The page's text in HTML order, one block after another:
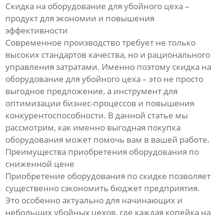
Скидка на оборудование для убойного цеха –
продукт для экономии и повышения
эффективности
Современное производство требует не только
высоких стандартов качества, но и рационального
управления затратами. Именно поэтому скидка на
оборудование для убойного цеха – это не просто
выгодное предложение, а инструмент для
оптимизации бизнес-процессов и повышения
конкурентоспособности. В данной статье мы
рассмотрим, как именно выгодная покупка
оборудования может помочь вам в вашей работе.
Преимущества приобретения оборудования по
сниженной цене
Приобретение оборудования по скидке позволяет
существенно сэкономить бюджет предприятия.
Это особенно актуально для начинающих и
небольших убойных цехов, где каждая копейка на